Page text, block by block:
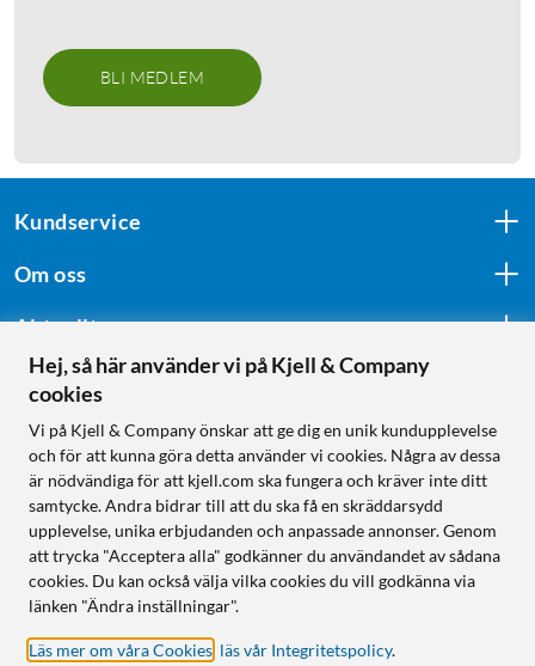
BLI MEDLEM
Kundservice
Om oss
Aktuellt
Följ oss
Handla från:
Sverige
Norge
Hej, så här använder vi på Kjell & Company
cookies
Vi på Kjell & Company önskar att ge dig en unik kundupplevelse
och för att kunna göra detta använder vi cookies. Några av dessa
är nödvändiga för att kjell.com ska fungera och kräver inte ditt
samtycke. Andra bidrar till att du ska få en skräddarsydd
upplevelse, unika erbjudanden och anpassade annonser. Genom
att trycka "Acceptera alla" godkänner du användandet av sådana
cookies. Du kan också välja vilka cookies du vill godkänna via
länken "Ändra inställningar".
Läs mer om våra Cookies läs vår Integritetspolicy.